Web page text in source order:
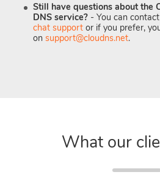
Still have questions about the
DNS service? - You can
chat support or if you prefer,
on support@cloudns.net.
What our